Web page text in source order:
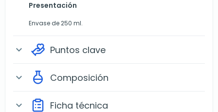
Presentación
Envase de 250 ml.
expand_more Puntos clave
expand_more Composición
expand_more Ficha técnica